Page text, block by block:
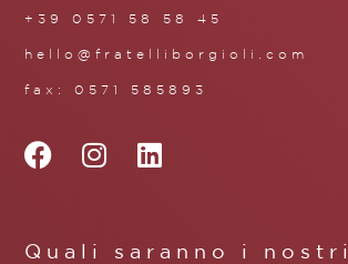
+39 0571 58 58 45
hello@fratelliborgioli.com
fax: 0571 585893
Quali saranno i nostri